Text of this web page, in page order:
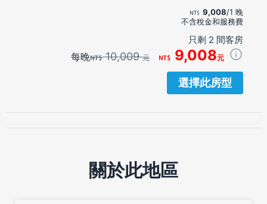
9,008/1 晚
不含稅金和服務費
只剩 2 間客房
每晚 10,009元 9,008元
選擇此房型
關於此地區